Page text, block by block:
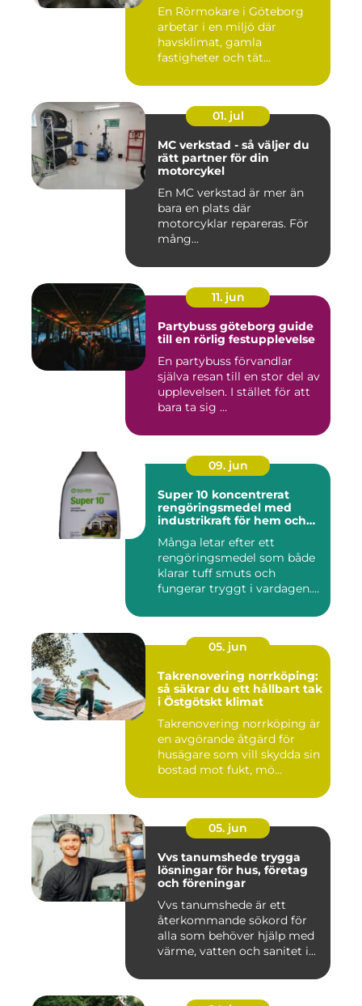
En Rörmokare i Göteborg
arbetar i en miljö där
havsklimat, gamla
fastigheter och tät
01. jul
MC verkstad - så väljer du
rätt partner för din
motorcykel
En MC verkstad är mer än
bara en plats där
motorcyklar repareras. För
mång...
11. jun
Partybuss göteborg guide
till en rörlig festupplevelse
En partybuss förvandlar
själva resan till en stor del av
upplevelsen. I stället för att
bara ta sig ...
09. jun
Super 10 koncentrerat
rengöringsmedel med
industrikraft för hem och
Många letar efter ett
rengöringsmedel som både
klarar tuff smuts och
fungerar tryggt i vardagen.
05. jun
Takrenovering norrköping:
så säkrar du ett hållbart tak
i Östgötskt klimat
Takrenovering norrköping är
en avgörande åtgärd för
husägare som vill skydda sin
bostad mot fukt, mö...
05. jun
Vvs tanumshede trygga
lösningar för hus, företag
och föreningar
Vvs tanumshede är ett
återkommande sökord för
alla som behöver hjälp med
värme, vatten och sanitet i...